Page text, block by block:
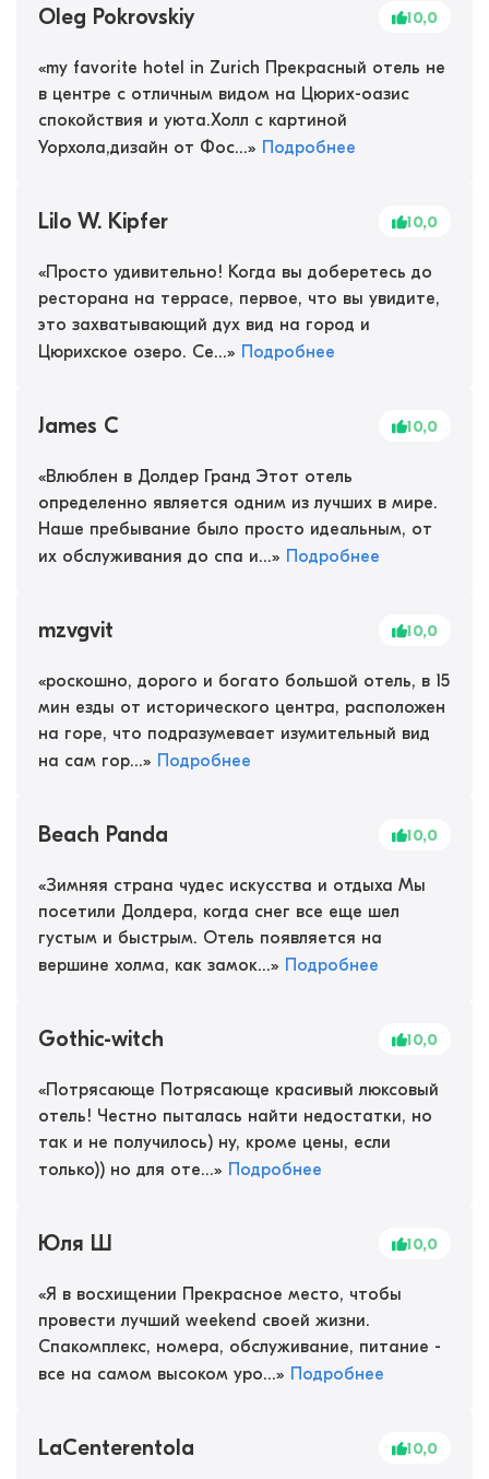
Oleg Pokrovskiy 10,0
«my favorite hotel in Zurich Прекрасный отель не
в центре с отличным видом на Цюрих-оазис
спокойствия и уюта.Холл с картиной
Уорхола,дизайн от Фос...» Подробнее
Lilo W. Kipfer 10,0
«Просто удивительно! Когда вы доберетесь до
ресторана на террасе, первое, что вы увидите,
это захватывающий дух вид на город и
Цюрихское озеро. Се...» Подробнее
James C 10,0
«Влюблен в Долдер Гранд Этот отель
определенно является одним из лучших в мире.
Наше пребывание было просто идеальным, от
их обслуживания до спа и...» Подробнее
mzvgvit 10,0
«роскошно, дорого и богато большой отель, в 15
мин езды от исторического центра, расположен
на горе, что подразумевает изумительный вид
на сам гор...» Подробнее
Beach Panda 10,0
«Зимняя страна чудес искусства и отдыха Мы
посетили Долдера, когда снег все еще шел
густым и быстрым. Отель появляется на
вершине холма, как замок...» Подробнее
Gothic-witch 10,0
«Потрясающе Потрясающе красивый люксовый
отель! Честно пыталась найти недостатки, но
так и не получилось) ну, кроме цены, если
только)) но для оте...» Подробнее
Юля Ш 10,0
«Я в восхищении Прекрасное место, чтобы
провести лучший weekend своей жизни.
Спакомплекс, номера, обслуживание, питание -
все на самом высоком уро...» Подробнее
LaCenterentola 10,0